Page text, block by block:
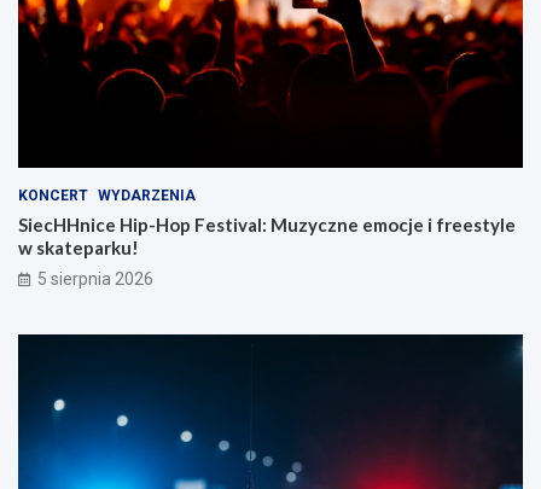
KONCERT WYDARZENIA
SiecHHnice Hip-Hop Festival: Muzyczne emocje i freestyle
w skateparku!
5 sierpnia 2026